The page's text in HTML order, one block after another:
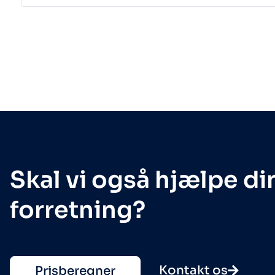
Skal vi også hjælpe
forretning?
Prisberegner Kontakt os